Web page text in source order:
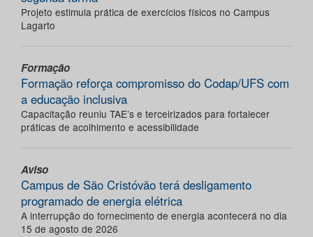
Projeto estimula prática de exercícios físicos no Campus
Lagarto
Formação
Formação reforça compromisso do Codap/UFS com
a educação inclusiva
Capacitação reuniu TAE’s e terceirizados para fortalecer
práticas de acolhimento e acessibilidade
Aviso
Campus de São Cristóvão terá desligamento
programado de energia elétrica
A interrupção do fornecimento de energia acontecerá no dia
15 de agosto de 2026